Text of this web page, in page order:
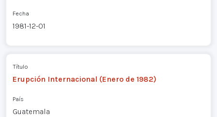
Fecha
1981-12-01
Título
Erupción Internacional (Enero de 1982)
País
Guatemala